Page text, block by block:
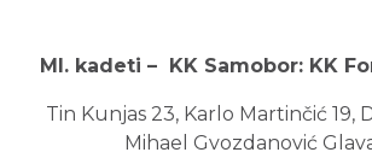
Ml. kadeti – KK Samobor: KK
Tin Kunjas 23, Karlo Martinčić 19,
Mihael Gvozdanović